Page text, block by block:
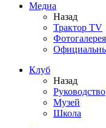
Медиа
Назад
Трактор TV
Фотогалерея
Клуб
Назад
Руководство
Музей
Школа